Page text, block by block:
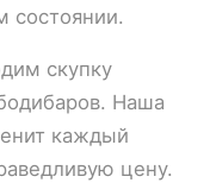
состоянии.
скупку
Наша
каждый
цену.